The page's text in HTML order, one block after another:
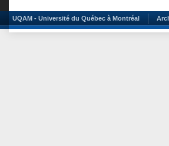
UQAM - Université du Québec à Montréal